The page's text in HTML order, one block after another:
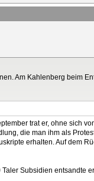
Am Kahlenberg beim
trat er, ohne sich
die man ihm als
erhalten. Auf dem
Subsidien entsandte